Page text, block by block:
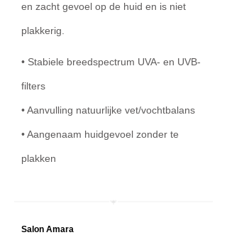
en zacht gevoel op de huid en is niet
plakkerig.
• Stabiele breedspectrum UVA- en UVB-
filters
• Aanvulling natuurlijke vet/vochtbalans
• Aangenaam huidgevoel zonder te
plakken
Salon Amara